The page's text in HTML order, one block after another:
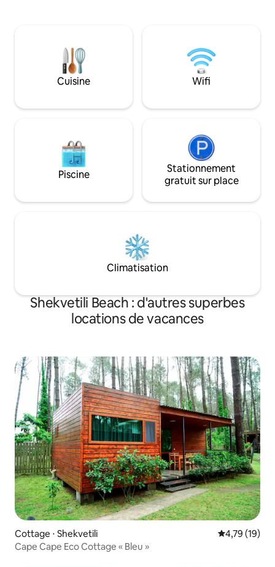
l'extérieur. Il y a un grand barbecue
confortable et un barbecue électrique. Il
y a des jouets pour enfants. À 10 min de
l'ARÉNA DE LA MER NOIRE !
profiter d'une
atmosphère
et la plage de
pour laquelle le
Cuisine Wifi
Piscine
Stationnement
gratuit sur place
Climatisation
Shekvetili Beach : d'autres superbes
locations de vacances
Cottage ⋅ Shekvetili Évaluation
4,79 (19)
Cape Cape Eco Cottage « Bleu »